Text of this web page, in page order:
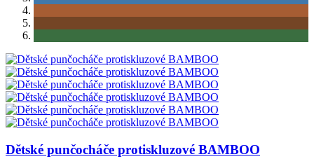
Dětské punčocháče protiskluzové BAMBOO